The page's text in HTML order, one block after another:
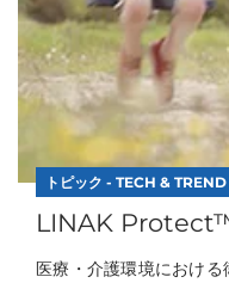
トピック - TECH & TREND
LINAK
医療・介護環境におけ